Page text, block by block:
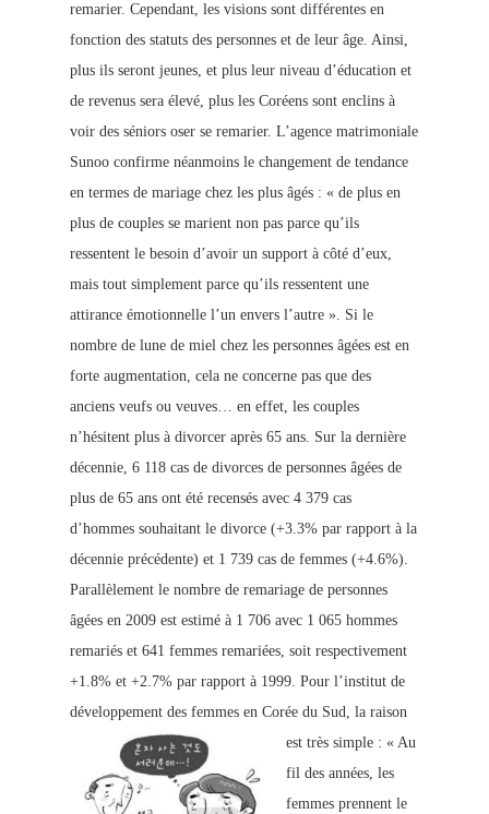
remarier. Cependant, les visions sont différentes en
fonction des statuts des personnes et de leur âge. Ainsi,
plus ils seront jeunes, et plus leur niveau d’éducation et
de revenus sera élevé, plus les Coréens sont enclins à
voir des séniors oser se remarier. L’agence matrimoniale
Sunoo confirme néanmoins le changement de tendance
en termes de mariage chez les plus âgés : « de plus en
plus de couples se marient non pas parce qu’ils
ressentent le besoin d’avoir un support à côté d’eux,
mais tout simplement parce qu’ils ressentent une
attirance émotionnelle l’un envers l’autre ». Si le
nombre de lune de miel chez les personnes âgées est en
forte augmentation, cela ne concerne pas que des
anciens veufs ou veuves… en effet, les couples
n’hésitent plus à divorcer après 65 ans. Sur la dernière
décennie, 6 118 cas de divorces de personnes âgées de
plus de 65 ans ont été recensés avec 4 379 cas
d’hommes souhaitant le divorce (+3.3% par rapport à la
décennie précédente) et 1 739 cas de femmes (+4.6%).
Parallèlement le nombre de remariage de personnes
âgées en 2009 est estimé à 1 706 avec 1 065 hommes
remariés et 641 femmes remariées, soit respectivement
+1.8% et +2.7% par rapport à 1999. Pour l’institut de
développement des femmes en Corée du Sud, la raison
est très simple : « Au
fil des années, les
femmes prennent le